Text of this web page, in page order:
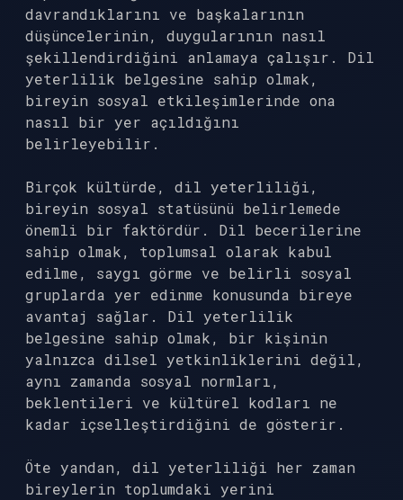
davrandıklarını ve başkalarının
düşüncelerinin, duygularının nasıl
şekillendirdiğini anlamaya çalışır. Dil
yeterlilik belgesine sahip olmak,
bireyin sosyal etkileşimlerinde ona
nasıl bir yer açıldığını
belirleyebilir.
Birçok kültürde, dil yeterliliği,
bireyin sosyal statüsünü belirlemede
önemli bir faktördür. Dil becerilerine
sahip olmak, toplumsal olarak kabul
edilme, saygı görme ve belirli sosyal
gruplarda yer edinme konusunda bireye
avantaj sağlar. Dil yeterlilik
belgesine sahip olmak, bir kişinin
yalnızca dilsel yetkinliklerini değil,
aynı zamanda sosyal normları,
beklentileri ve kültürel kodları ne
kadar içselleştirdiğini de gösterir.
Öte yandan, dil yeterliliği her zaman
bireylerin toplumdaki yerini